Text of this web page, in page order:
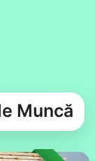
Muncă